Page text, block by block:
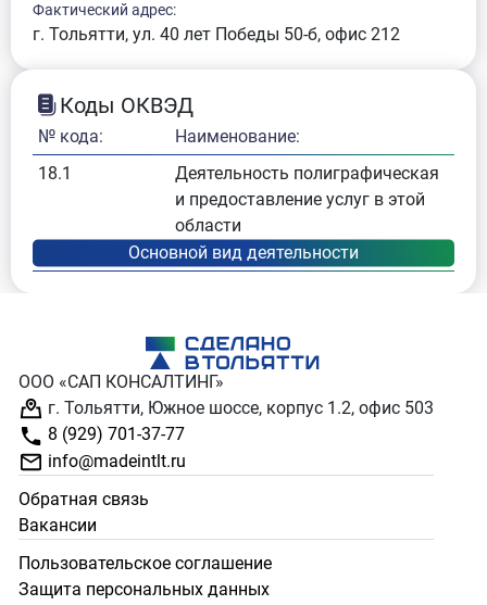
Фактический адрес:
г. Тольятти, ул. 40 лет Победы 50-б, офис 212
Коды ОКВЭД
№ кода:
Наименование:
18.1
Деятельность полиграфическая
и предоставление услуг в этой
области
ООО «САП КОНСАЛТИНГ»
г. Тольятти, Южное шоссе, корпус 1.2, офис 503
8 (929) 701-37-77
info@madeintlt.ru
Обратная связь
Вакансии
Пользовательское соглашение
Защита персональных данных